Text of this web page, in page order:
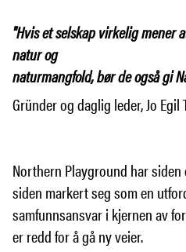
"Hvis et selskap virkelig mener
natur og
naturmangfold, bør de også gi
Gründer og daglig leder, Jo Egil
Northern Playground har
siden markert seg som en
samfunnsansvar i kjernen av
er redd for å gå ny veier.